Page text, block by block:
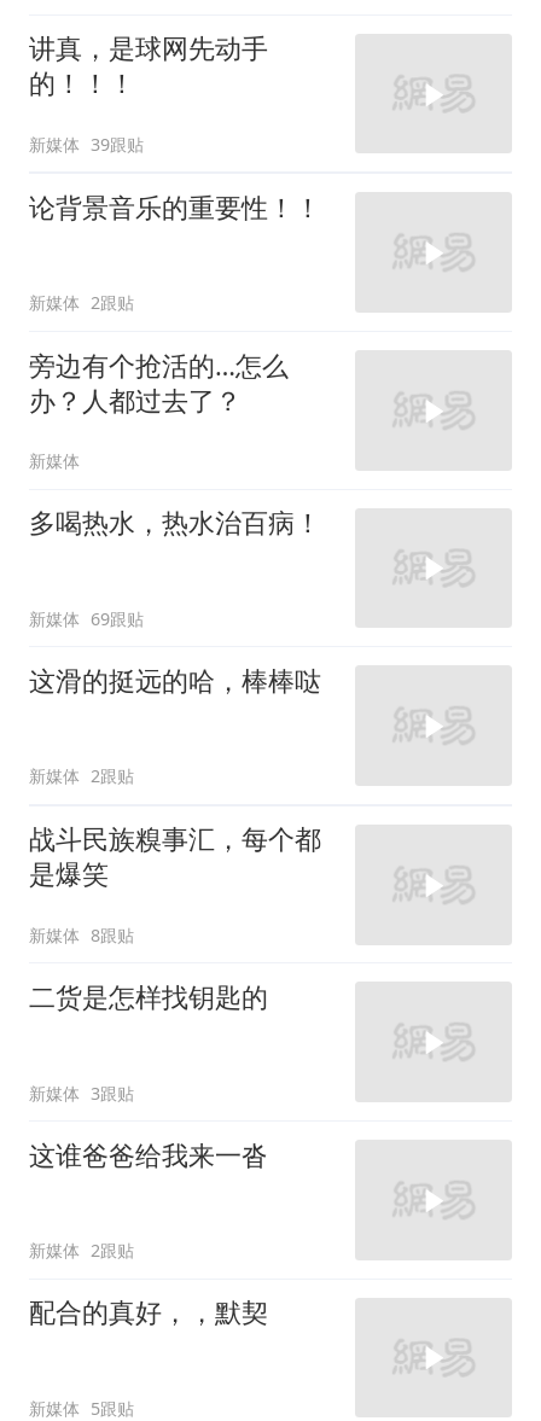
讲真，是球网先动手
的！！！
新媒体 39跟贴
论背景音乐的重要性！！
新媒体 2跟贴
旁边有个抢活的…怎么
办？人都过去了？
新媒体
多喝热水，热水治百病！
新媒体 69跟贴
这滑的挺远的哈，棒棒哒
新媒体 2跟贴
战斗民族糗事汇，每个都
是爆笑
新媒体 8跟贴
二货是怎样找钥匙的
新媒体 3跟贴
这谁爸爸给我来一沓
新媒体 2跟贴
配合的真好，，默契
新媒体 5跟贴